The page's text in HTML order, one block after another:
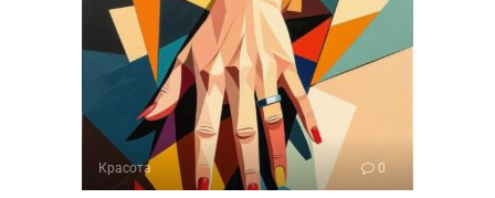
Красота 0